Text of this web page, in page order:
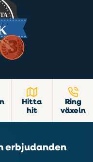
Hitta
hit
Ring
växeln
erbjudanden